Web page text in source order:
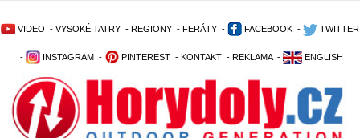
VIDEO - VYSOKÉ TATRY - REGIONY - FERÁTY - FACEBOOK - TWITTER
- INSTAGRAM - PINTEREST - KONTAKT - REKLAMA - ENGLISH